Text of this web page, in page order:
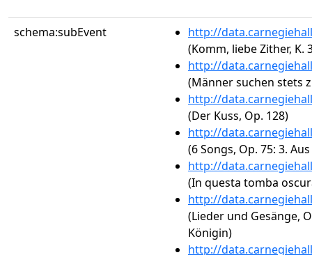
schema:subEvent
http://
(Komm, liebe Zither, K.
http://
(Männer suchen stets
http://
(Der Kuss, Op. 128)
http://
(6 Songs, Op. 75: 3.
http://
(In questa tomba
http://
(Lieder und Gesänge,
Königin)
http://